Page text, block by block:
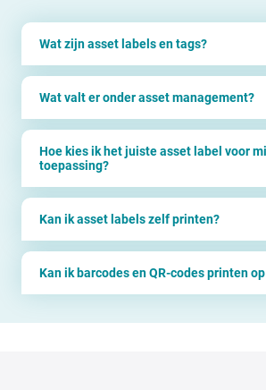
Wat zijn asset labels en tags?
Wat valt er onder asset management?
Hoe kies ik het juiste asset label voor
toepassing?
Kan ik asset labels zelf printen?
Kan ik barcodes en QR-codes printen